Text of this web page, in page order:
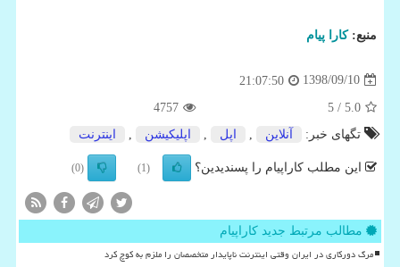
منبع:كارا پیام
1398/09/10
21:07:50
5.0
/ 5
4757
تگهای خبر:
آنلاین اپل اپلیكیشن اینترنت
این مطلب کاراپیام را پسندیدین؟ (1)
(0)
مطالب مرتبط جدید کاراپیام
مرگ دورکاری در ایران وقتی اینترنت ناپایدار متخصصان را ملزم به کوچ کرد